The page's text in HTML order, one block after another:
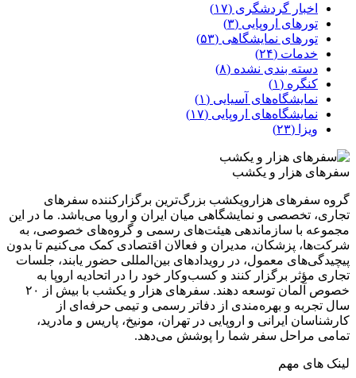
اخبار گردشگری (۱۷)
تورهای اروپایی (۳)
تورهای نمایشگاهی (۵۳)
خدمات (۲۴)
دسته بندی نشده (۸)
کنگره (۱)
نمایشگاه‌های آسیایی (۱)
نمایشگاه‌های اروپایی (۱۷)
ویزا (۲۳)
سفرهای هزار و یکشب
گروه سفرهای هزارویکشب بزرگ‌ترین برگزارکننده سفرهای
تجاری، تخصصی و نمایشگاهی میان ایران و اروپا می‌باشد. ما در این
مجموعه با سازماندهی هیئت‌های رسمی و گروه‌های خصوصی، به
شرکت‌ها، پزشکان، مدیران و فعالان اقتصادی کمک می‌کنیم تا بدون
پیچیدگی‌های معمول، در رویدادهای بین‌المللی حضور یابند، جلسات
تجاری مؤثر برگزار کنند و کسب‌وکار خود را در اتحادیه اروپا به
خصوص آلمان توسعه دهند. سفر‌های هزار و یکشب با بیش از ۲۰
سال تجربه و بهره‌مندی از دفاتر رسمی و تیمی حرفه‌ای از
کارشناسان ایرانی و اروپایی در تهران، مونیخ، پاریس و مادرید،
تمامی مراحل سفر شما را پوشش می‌دهد.
لینک های مهم